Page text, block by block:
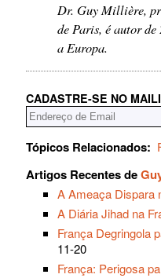
Dr. Guy Millière,
de Paris, é autor
a Europa.
CADASTRE-SE NO
Tópicos Relacionados:
Artigos Recentes de
A Ameaça Dispara
A Diária Jihad na
França Degringola
11-20
França: Perigosa